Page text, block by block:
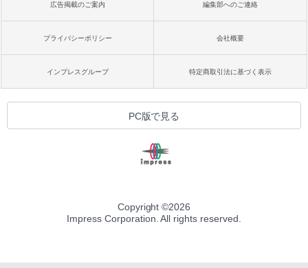
広告掲載のご案内 編集部へのご連絡
プライバシーポリシー 会社概要
インプレスグループ 特定商取引法に基づく表示
PC版で見る
Copyright ©2026
Impress Corporation. All rights reserved.